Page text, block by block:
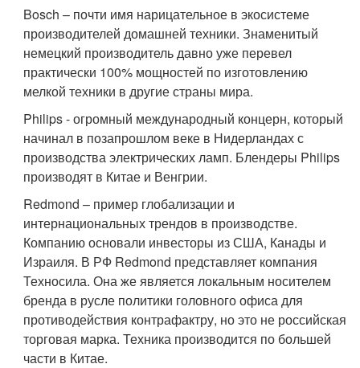
Bosch – почти имя нарицательное в экосистеме
производителей домашней техники. Знаменитый
немецкий производитель давно уже перевел
практически 100% мощностей по изготовлению
мелкой техники в другие страны мира.
Philips - огромный международный концерн, который
начинал в позапрошлом веке в Нидерландах с
производства электрических ламп. Блендеры Philips
производят в Китае и Венгрии.
Redmond – пример глобализации и
интернациональных трендов в производстве.
Компанию основали инвесторы из США, Канады и
Израиля. В РФ Redmond представляет компания
Техносила. Она же является локальным носителем
бренда в русле политики головного офиса для
противодействия контрафактру, но это не российская
торговая марка. Техника производится по большей
части в Китае.